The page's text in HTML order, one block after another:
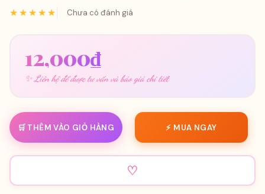
★★★★★ Chưa có đánh giá
12,000₫
✨ Liên hệ để được tư vấn và báo giá chi tiết
🛒 THÊM VÀO GIỎ HÀNG ⚡ MUA NGAY
♡